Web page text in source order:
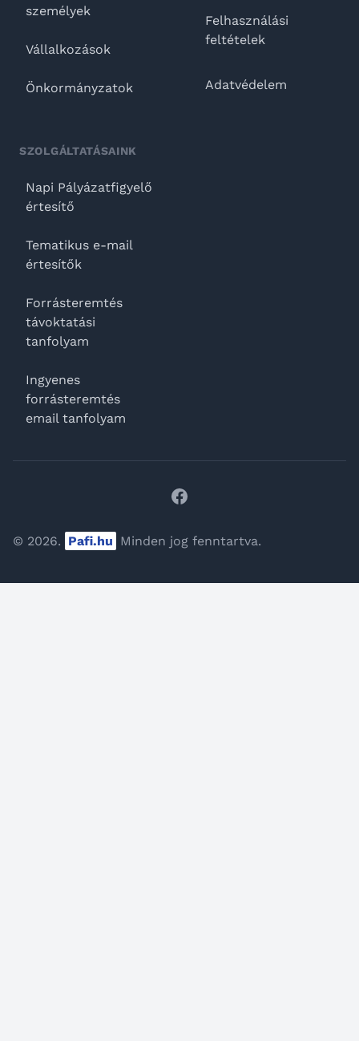
személyek
Vállalkozások
Önkormányzatok
SZOLGÁLTATÁSAINK
Napi Pályázatfigyelő
értesítő
Tematikus e-mail
értesítők
Forrásteremtés
távoktatási
tanfolyam
Ingyenes
forrásteremtés
email tanfolyam
Felhasználási
feltételek
Adatvédelem
Facebook
© 2026. Pafi.hu Minden jog fenntartva.